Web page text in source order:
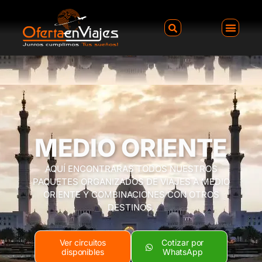
MEDIO ORIENTE
AQUÍ ENCONTRARAS TODOS NUESTROS
PAQUETES ORGANIZADOS DE VIAJES A MEDIO
ORIENTE Y COMBINACIONES CON OTROS
DESTINOS.
Ver circuitos
disponibles
Cotizar por
WhatsApp